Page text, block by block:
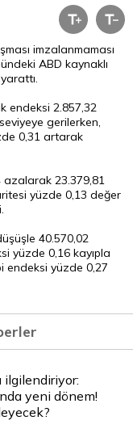
imzalanmaması
ABD kaynaklı
endeksi 2.857,32
gerilerken,
0,31 artarak
azalarak 23.379,81
yüzde 0,13 değer
40.570,02
yüzde 0,16 kayıpla
endeksi yüzde 0,27
ilgilendiriyor:
yeni dönem!